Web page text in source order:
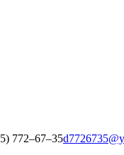
772‒67‒35